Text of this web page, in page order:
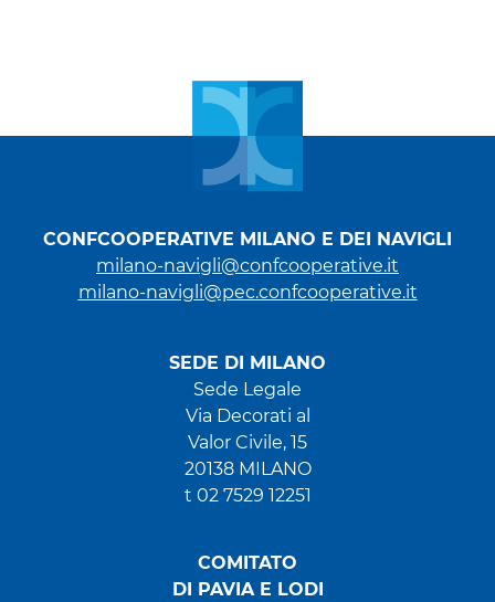
CONFCOOPERATIVE MILANO E DEI NAVIGLI
milano-navigli@confcooperative.it
milano-navigli@pec.confcooperative.it
SEDE DI MILANO
Sede Legale
Via Decorati al
Valor Civile, 15
20138 MILANO
t 02 7529 12251
COMITATO
DI PAVIA E LODI